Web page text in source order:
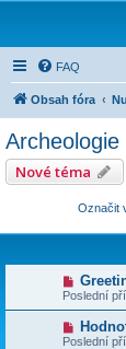
FAQ
Obsah fóra
Archeologie
Nové téma
Označit
Poslední
Poslední